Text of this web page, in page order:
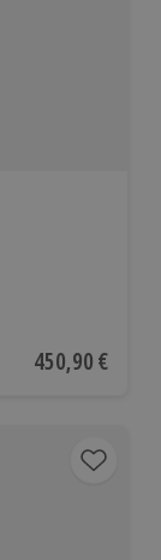
Aktueller Preis
450,90 €